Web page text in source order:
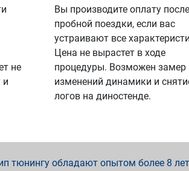
не
и
Вы производите оплату после
пробной поездки, если вас
устраивают все
Цена не вырастет в ходе
процедуры. Возможен замер
изменений динамики и
логов на диностенде.
тюнингу обладают опытом более 8